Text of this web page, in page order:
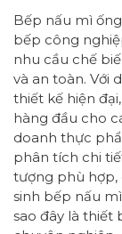
Bếp nấu mì
bếp công
nhu cầu chế
và an toàn. Với
thiết kế hiện
hàng đầu cho
doanh thực
phân tích chi
tượng phù hợp,
sinh bếp nấu
sao đây là thiết